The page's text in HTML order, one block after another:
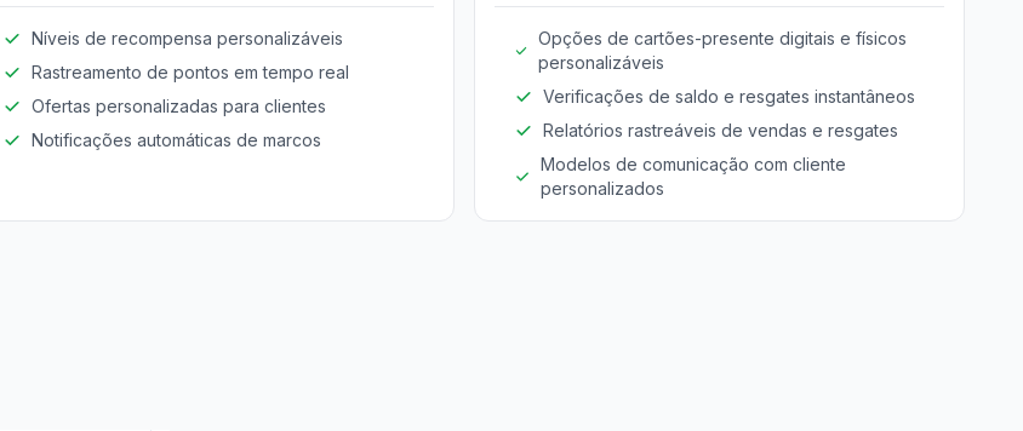
Níveis de recompensa personalizáveis
Rastreamento de pontos em tempo real
Ofertas personalizadas para clientes
Notificações automáticas de marcos
Opções de cartões-presente digitais e físicos
personalizáveis
Verificações de saldo e resgates instantâneos
Relatórios rastreáveis de vendas e resgates
Modelos de comunicação com cliente
personalizados